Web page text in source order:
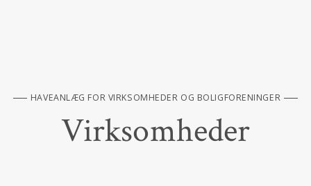
HAVEANLÆG FOR VIRKSOMHEDER OG BOLIGFORENINGER
Virksomheder